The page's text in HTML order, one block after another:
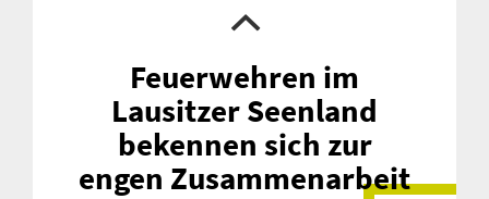
Feuerwehren im
Lausitzer Seenland
bekennen sich zur
engen Zusammenarbeit